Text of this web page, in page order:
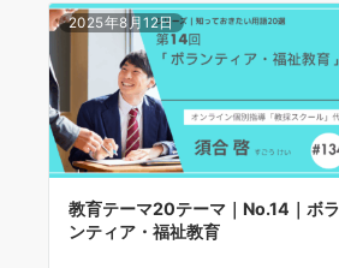
2025年8月12日
教育テーマ20テーマ｜No.14｜ボラ
ンティア・福祉教育